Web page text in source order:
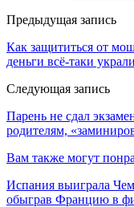
Предыдущая запись
Как защититься от
деньги всё-таки
Следующая запись
Парень не сдал
родителям,
Вам также могут
Испания выиграла
обыграв Францию в